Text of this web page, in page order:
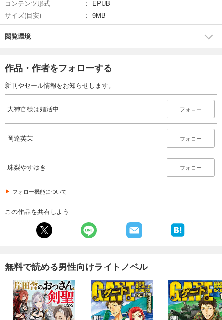
コンテンツ形式
EPUB
サイズ(目安)
9MB
閲覧環境
作品・作者をフォローする
新刊やセール情報をお知らせします。
大神官様は婚活中 フォロー
岡達英茉 フォロー
珠梨やすゆき フォロー
フォロー機能について
この作品を共有しよう
無料で読める男性向けライトノベル